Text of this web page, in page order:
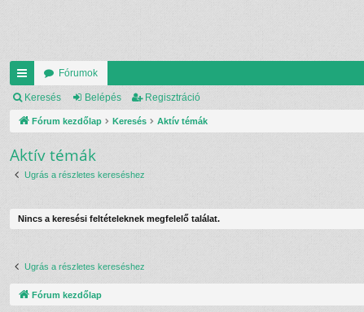
yo
rs
lin
ke
Fórumok
Keresés Belépés Regisztráció
Fórum kezdőlap Keresés Aktív témák
Aktív témák
Ugrás a részletes kereséshez
Nincs a keresési feltételeknek megfelelő találat.
Ugrás a részletes kereséshez
Fórum kezdőlap